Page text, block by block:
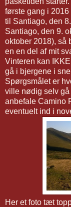
første gang i
til Santiago, den
Santiago, den 9.
oktober 2018), så
en en del af mit
Vinteren kan
gå i bjergene i
Spørgsmålet er
ville nødig selv gå
anbefale Camino
eventuelt ind i
Her et foto tæt